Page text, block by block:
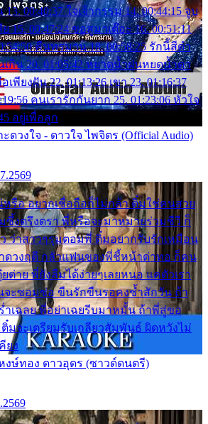
00:40:37 ใจเจ้ากรรม 14. 00:44:15 จูบ
15. 00:47:24 ขอสูมาเต๊อะ 16. 00:51:11
คืนทรมาน 18. 00:58:25 รักนี้สีดำ
เกิน 20. 01:05:42 หยาดน้ำฝนหยดน้ำตา
เพียงฝัน 22. 01:13:26 เขา 23. 01:16:37
คนเรารักกันยาก 25. 01:23:06 หัวใจ
อยู่เพื่อลูก
ะดวงใจ - ดาวใจ ไพจิตร (Official Audio)
หรือ อยากเชื่อถือก็ไม่กล้า ติ๋มใช่คนสวย
ซึ้งตรึงตรา พี่หรือจะมาหมายร่วมชีวี ก็
ว่าสาวๆรุมตอมพี่ ติ๋มอยากรับรักเหมือน
ดวงฤดี กลัวแฟนของพี่ชี้หน้าด่าทอ ก็คน
ต่าย พี่ยังลืมได้ง่ายๆเลยหนอ แค่ตัวเรา
จะซอมซ่อ ขืนรักขืนรอคงช้ำสักวัน ถ้า
ำเฉลย พี่อย่าเฉยรีบมาหมั้น ถ้าพี่สู่ขอ
มจะเตรียมรับเกลียวสัมพันธ์ ผิดหวังไม่
ยง
งษ์ทอง ดาวอุดร (ซาวด์ดนตรี)